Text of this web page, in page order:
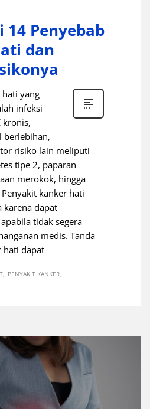
14 Penyebab
dan
hati yang
infeksi
kronis,
berlebihan,
risiko lain meliputi
tipe 2, paparan
merokok, hingga
kanker hati
karena dapat
tidak segera
medis. Tanda
hati dapat
PENYAKIT KANKER